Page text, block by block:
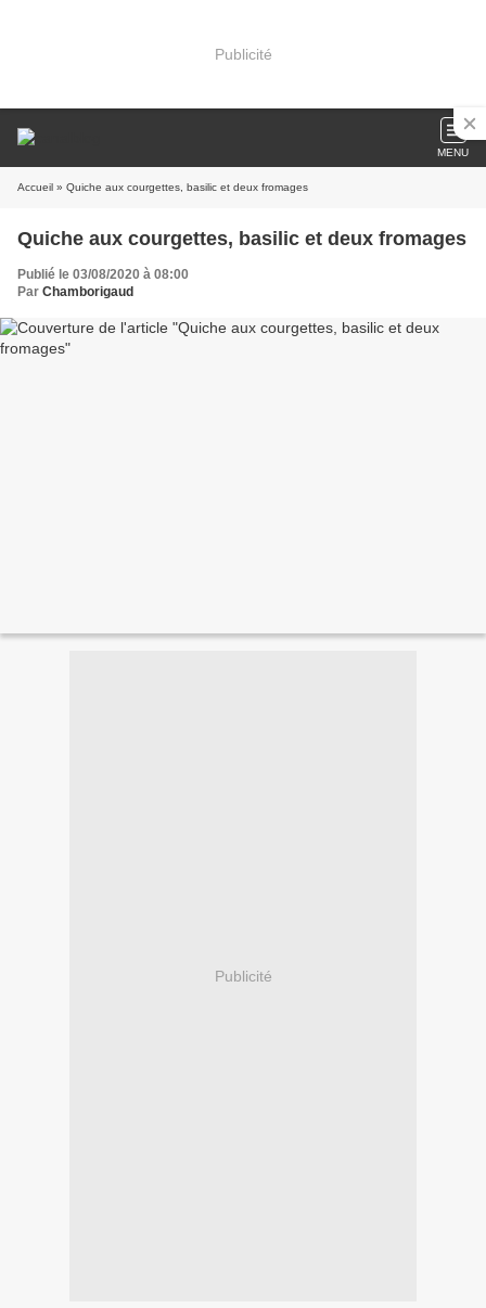
Publicité
MENU
Accueil » Quiche aux courgettes, basilic et deux fromages
Quiche aux courgettes, basilic et deux fromages
Publié le 03/08/2020 à 08:00
Par Chamborigaud
Publicité